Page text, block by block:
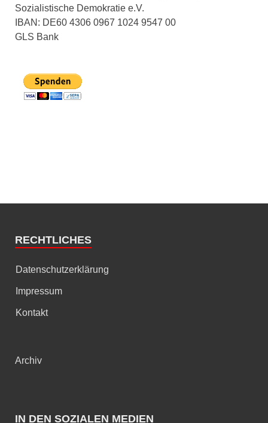
Sozialistische Demokratie e.V.
IBAN: DE60 4306 0967 1024 9547 00
GLS Bank
RECHTLICHES
Datenschutzerklärung
Impressum
Kontakt
Archiv
IN DEN SOZIALEN MEDIEN